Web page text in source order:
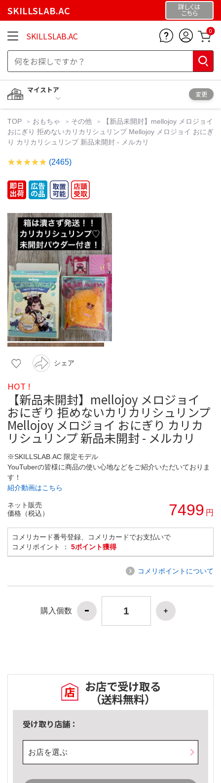
SKILLSLAB.AC 詳しくは
こちら
SKILLSLAB.AC 0
マイストア
変更
TOP おもちゃ その他
【新品未開封】mellojoy メロジョイ
おにぎり 拒めないカリカリシュリンプ Mellojoy メロジョイ おにぎ
り カリカリシュリンプ 新品未開封 - メルカリ
(2465)
シェア
HOT !
【新品未開封】mellojoy メロジョイ
おにぎり 拒めないカリカリシュリンプ
Mellojoy メロジョイ おにぎり カリカ
リシュリンプ 新品未開封 - メルカリ
※SKILLSLAB.AC 限定モデル
YouTuberの皆様に商品の使い心地などをご紹介いただいておりま
す！
紹介動画はこちら
ネット販売
価格（税込）
7499 円
コメリカード番号登録、コメリカードでお支払いで
コメリポイント ： 5ポイント獲得
コメリポイントについて
購入個数
お店で受け取る
（送料無料）
受け取り店舗：
お店を選ぶ